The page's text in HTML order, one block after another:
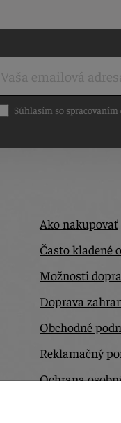
Súhlasím so spracovaním
Ako nakupovať
Často kladené
Možnosti
Doprava
Obchodné
Reklamačný
Ochrana